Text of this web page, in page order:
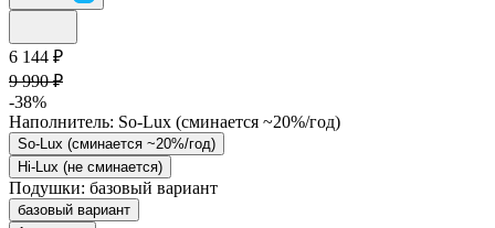
6 144 ₽
9 990 ₽
-38%
Наполнитель: So-Lux (cминается ~20%/год)
So-Lux (cминается ~20%/год)
Hi-Lux (не сминается)
Подушки: базовый вариант
базовый вариант